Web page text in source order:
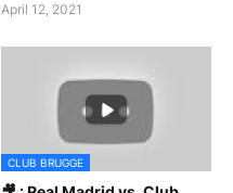
April 12, 2021
CLUB BRUGGE